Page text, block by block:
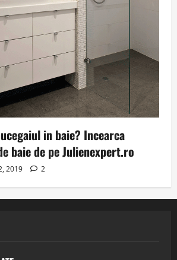
in baie? Incearca
baie de pe Julienexpert.ro
2019 2